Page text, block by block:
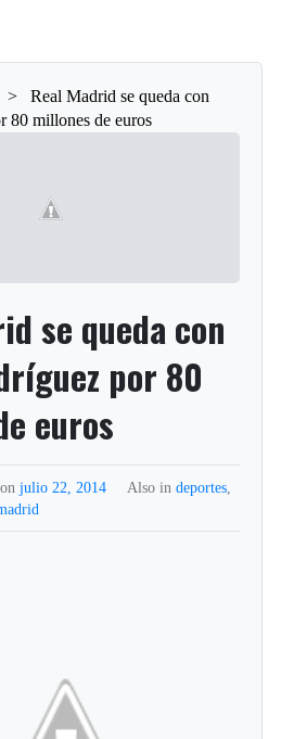
>
Real Madrid se queda con
80 millones de euros
se queda con
por 80
euros
on julio 22, 2014 Also in deportes,